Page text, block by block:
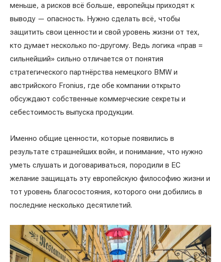
меньше, а рисков всё больше, европейцы приходят к
выводу — опасность. Нужно сделать всё, чтобы
защитить свои ценности и свой уровень жизни от тех,
кто думает несколько по-другому. Ведь логика «прав =
сильнейший» сильно отличается от понятия
стратегического партнёрства немецкого BMW и
австрийского Fronius, где обе компании открыто
обсуждают собственные коммерческие секреты и
себестоимость выпуска продукции.
Именно общие ценности, которые появились в
результате страшнейших войн, и понимание, что нужно
уметь слушать и договариваться, породили в ЕС
желание защищать эту европейскую философию жизни и
тот уровень благосостояния, которого они добились в
последние несколько десятилетий.